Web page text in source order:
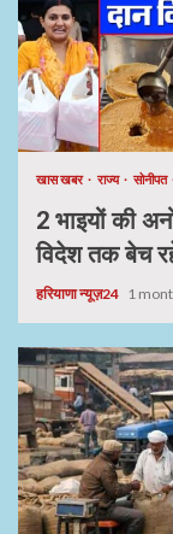
खास खबर राज्य सोनीपत
2 भाइयों की
विदेश तक बेच
हरियाणा न्यूज़24 1